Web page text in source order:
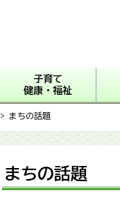
子育て
健康・福祉
> まちの話題
まちの話題